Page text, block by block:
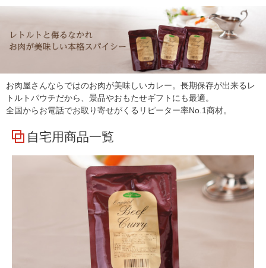
お肉屋さんならではのお肉が美味しいカレー。長期保存が出来るレ
トルトパウチだから、景品やおもたせギフトにも最適。
全国からお電話でお取り寄せがくるリピーター率No.1商材。
自宅用商品一覧